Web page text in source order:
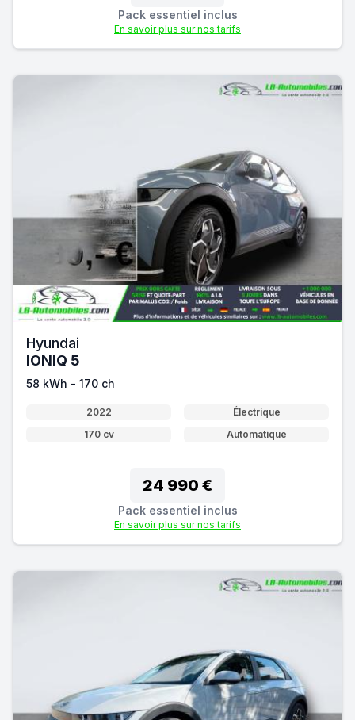
Pack essentiel inclus
En savoir plus sur nos tarifs
Hyundai
IONIQ 5
58 kWh - 170 ch
2022
Électrique
170 cv
Automatique
24 990 €
Pack essentiel inclus
En savoir plus sur nos tarifs